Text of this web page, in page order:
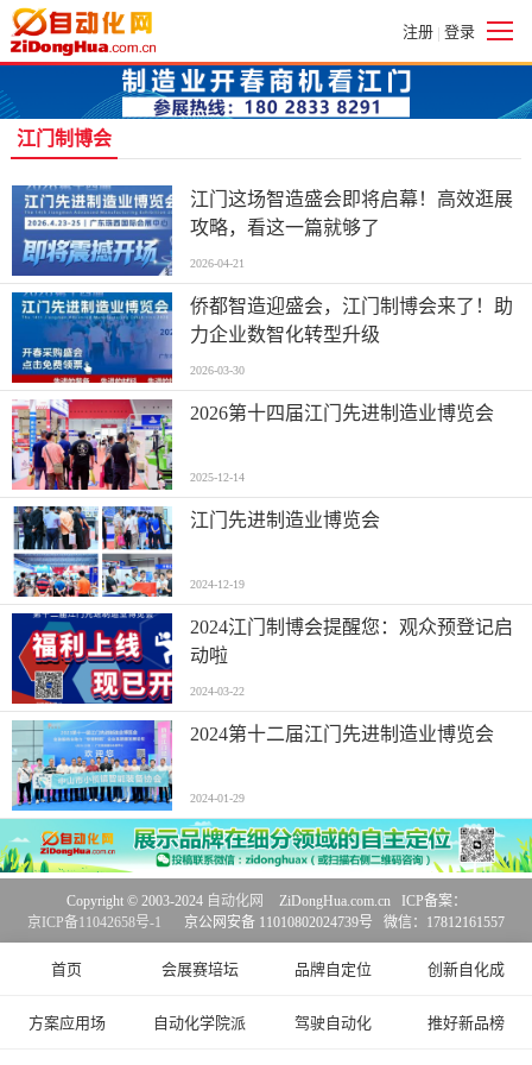
注册 | 登录
江门制博会
江门这场智造盛会即将启幕！高效逛展
攻略，看这一篇就够了
2026-04-21
侨都智造迎盛会，江门制博会来了！助
力企业数智化转型升级
2026-03-30
2026第十四届江门先进制造业博览会
2025-12-14
江门先进制造业博览会
2024-12-19
2024江门制博会提醒您：观众预登记启
动啦
2024-03-22
2024第十二届江门先进制造业博览会
2024-01-29
首页 会展赛培坛 品牌自定位 创新自化成
方案应用场 自动化学院派 驾驶自动化 推好新品榜
Copyright © 2003-2024 自动化网
ZiDongHua.com.cn ICP备案：
京ICP备11042658号-1
京公网安备 11010802024739号 微信：17812161557